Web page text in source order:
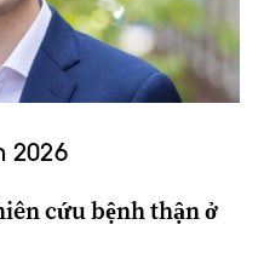
2026
cứu bệnh thận ở